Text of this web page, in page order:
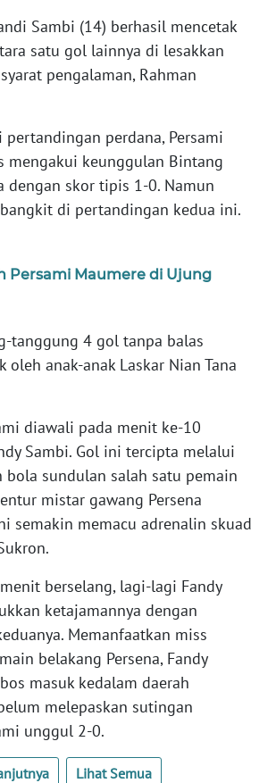
Sambi (14) berhasil mencetak
satu gol lainnya di lesakkan
pengalaman, Rahman
pertandingan perdana, Persami
mengakui keunggulan Bintang
dengan skor tipis 1-0. Namun
di pertandingan kedua ini.
Persami Maumere di Ujung
tanggung 4 gol tanpa balas
oleh anak-anak Laskar Nian Tana
diawali pada menit ke-10
Sambi. Gol ini tercipta melalui
bola sundulan salah satu pemain
mistar gawang Persena
semakin memacu adrenalin skuad
berselang, lagi-lagi Fandy
ketajamannya dengan
Memanfaatkan miss
belakang Persena, Fandy
masuk kedalam daerah
melepaskan sutingan
unggul 2-0.
Lihat Semua